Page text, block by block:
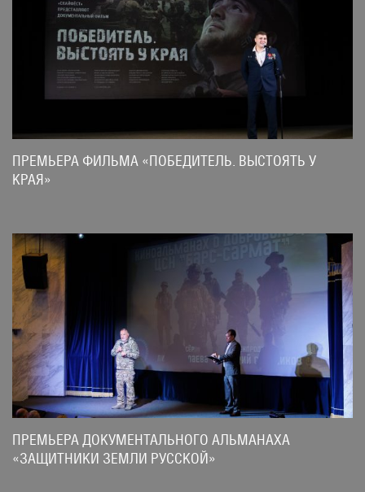
ПРЕМЬЕРА ФИЛЬМА «ПОБЕДИТЕЛЬ. ВЫСТОЯТЬ У
КРАЯ»
ПРЕМЬЕРА ДОКУМЕНТАЛЬНОГО АЛЬМАНАХА
«ЗАЩИТНИКИ ЗЕМЛИ РУССКОЙ»